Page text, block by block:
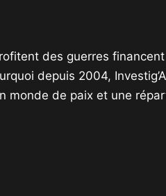
des guerres financent
depuis 2004,
monde de paix et une